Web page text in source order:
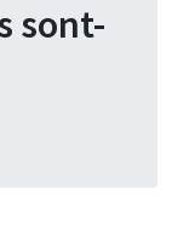
sont-